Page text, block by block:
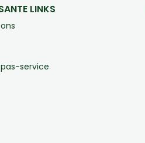
LINKS
service